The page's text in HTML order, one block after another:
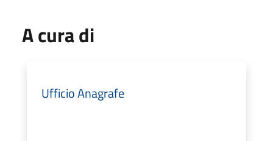
A cura di
Ufficio Anagrafe